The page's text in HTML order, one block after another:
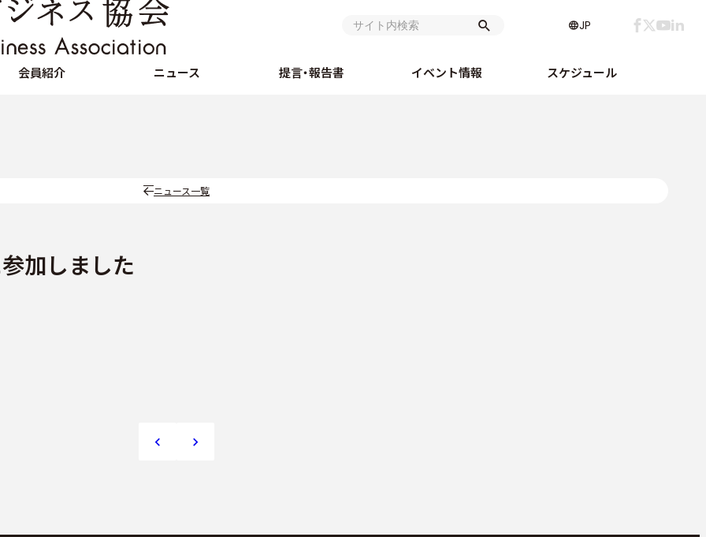
JP
会員紹介 ニュース 提言・報告書 イベント情報 スケジュール
ニュース一覧
加しました